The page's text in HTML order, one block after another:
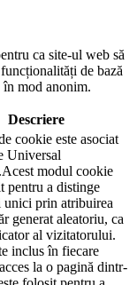
ca site-ul web să
de bază
în ​​mod anonim.
Descriere
cookie este asociat
Universal
modul cookie
pentru a distinge
prin atribuirea
generat aleatoriu, ca
al vizitatorului.
inclus în fiecare
la o pagină dintr-